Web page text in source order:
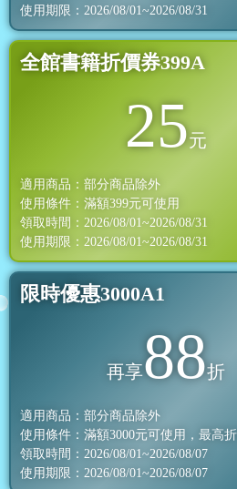
使用期限：2026/08/01~2026/08/31
全館書籍折價券399A
25元
適用商品：部分商品除外
使用條件：滿額399元可使用
領取時間：2026/08/01~2026/08/31
使用期限：2026/08/01~2026/08/31
限時優惠3000A1
再享88折
適用商品：部分商品除外
使用條件：滿額3000元可使用，最高
領取時間：2026/08/01~2026/08/07
使用期限：2026/08/01~2026/08/07